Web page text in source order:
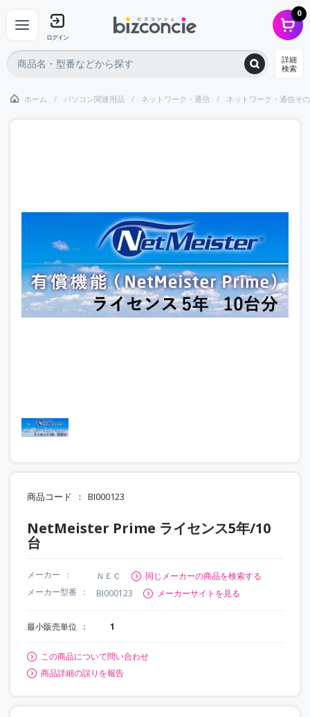
ログイン
0
詳細
検索
ホーム パソコン関連用品 ネットワーク・通信 ネットワーク・通信そ
商品コード BI000123
NetMeister Prime ライセンス5年/10
台
メーカー ＮＥＣ
同じメーカーの商品を検索する
メーカー型番
BI000123 メーカーサイトを見る
最小販売単位 1
この商品について問い合わせ
商品詳細の誤りを報告